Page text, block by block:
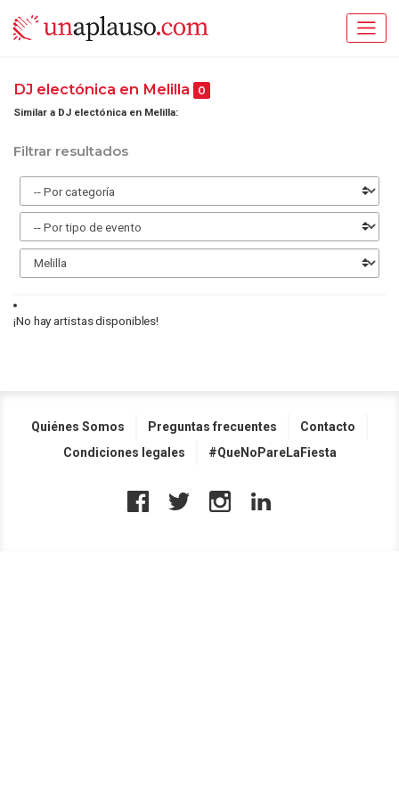
DJ electónica en Melilla 0
Similar a DJ electónica en Melilla:
Filtrar resultados
¡No hay artistas disponibles!
Quiénes Somos Preguntas frecuentes
Contacto
Condiciones legales
#QueNoPareLaFiesta